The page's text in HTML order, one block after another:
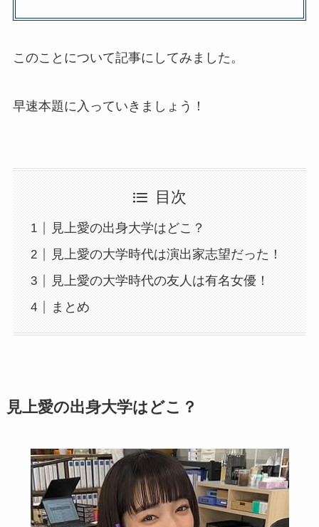
このことについて記事にしてみました。
早速本題に入っていきましょう！
目次
見上愛の出身大学はどこ？
見上愛の大学時代は演出家志望だった！
見上愛の大学時代の友人は有名女優！
まとめ
見上愛の出身大学はどこ？